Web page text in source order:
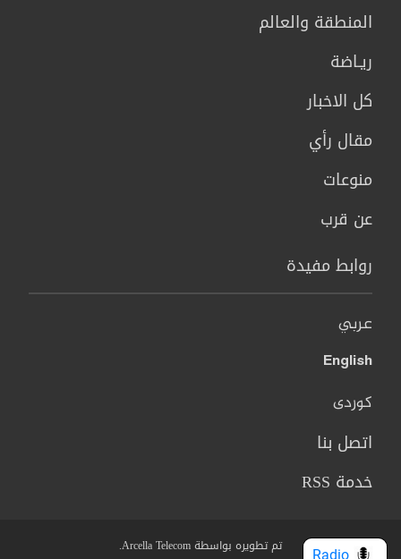
المنطقة والعالم
ريـاضة
كل الاخبار
مقال رأي
منوعات
عن قرب
روابط مفيدة
عربي
English
کوردی
اتصل بنا
خدمة RSS
تم تطويره بواسطة Arcella Telecom. Radio